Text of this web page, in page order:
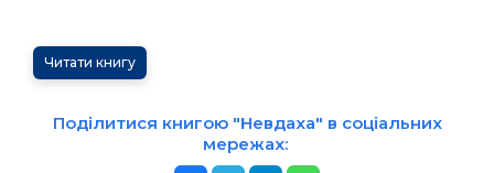
Читати книгу
Поділитися книгою "Невдаха" в соціальних
мережах: